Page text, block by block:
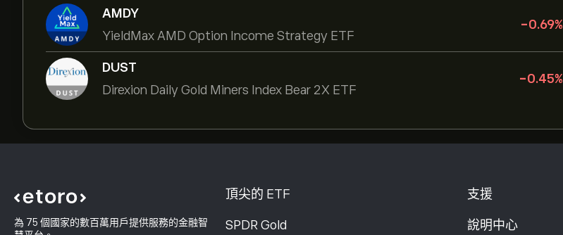
AMDY
YieldMax AMD Option Income Strategy ETF
-0.69%
DUST
Direxion Daily Gold Miners Index Bear 2X ETF
-0.45%
為 75 個國家的數百萬用戶提供服務的金融智
頂尖的 ETF
SPDR Gold
支援
說明中心